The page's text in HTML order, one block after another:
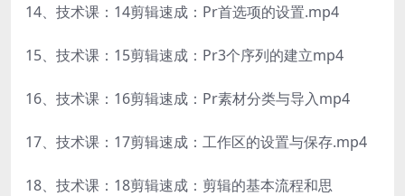
14、技术课：14剪辑速成：Pr首选项的设置.mp4
15、技术课：15剪辑速成：Pr3个序列的建立mp4
16、技术课：16剪辑速成：Pr素材分类与导入mp4
17、技术课：17剪辑速成：工作区的设置与保存.mp4
18、技术课：18剪辑速成：剪辑的基本流程和思